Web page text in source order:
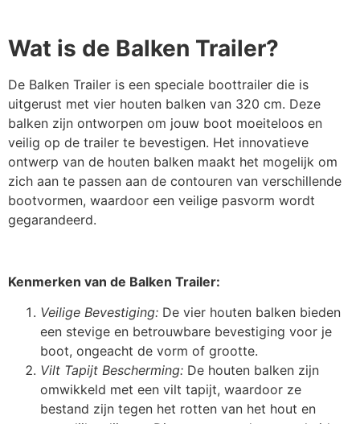
Wat is de Balken Trailer?
De Balken Trailer is een speciale boottrailer die is
uitgerust met vier houten balken van 320 cm. Deze
balken zijn ontworpen om jouw boot moeiteloos en
veilig op de trailer te bevestigen. Het innovatieve
ontwerp van de houten balken maakt het mogelijk om
zich aan te passen aan de contouren van verschillende
bootvormen, waardoor een veilige pasvorm wordt
gegarandeerd.
Kenmerken van de Balken Trailer:
Veilige Bevestiging: De vier houten balken bieden
een stevige en betrouwbare bevestiging voor je
boot, ongeacht de vorm of grootte.
Vilt Tapijt Bescherming: De houten balken zijn
omwikkeld met een vilt tapijt, waardoor ze
bestand zijn tegen het rotten van het hout en